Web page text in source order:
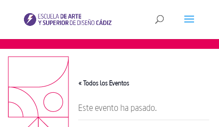
« Todos los Eventos
Este evento ha pasado.